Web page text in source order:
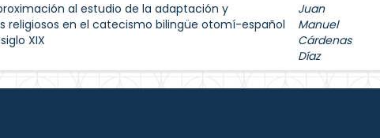
al estudio de la adaptación y
religiosos en el catecismo bilingüe otomí-español
XIX
Juan
Manuel
Cárdenas
Díaz